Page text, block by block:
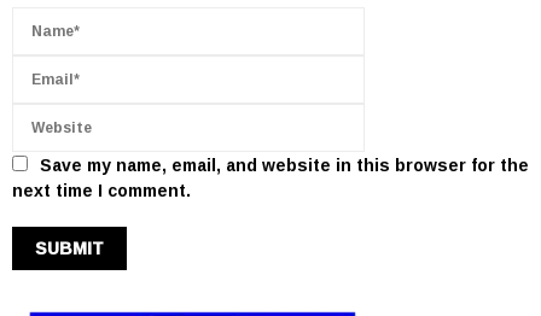
Save my name, email, and website in this browser for the
next time I comment.